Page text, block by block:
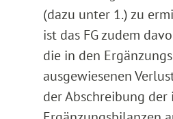
(dazu unter 1.) zu
ist das FG zudem
die in den
ausgewiesenen
der Abschreibung der